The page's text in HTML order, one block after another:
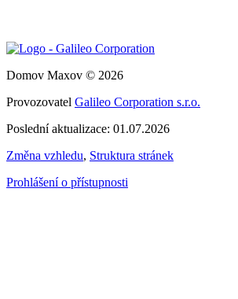
Domov Maxov © 2026
Provozovatel Galileo Corporation s.r.o.
Poslední aktualizace: 01.07.2026
Změna vzhledu, Struktura stránek
Prohlášení o přístupnosti